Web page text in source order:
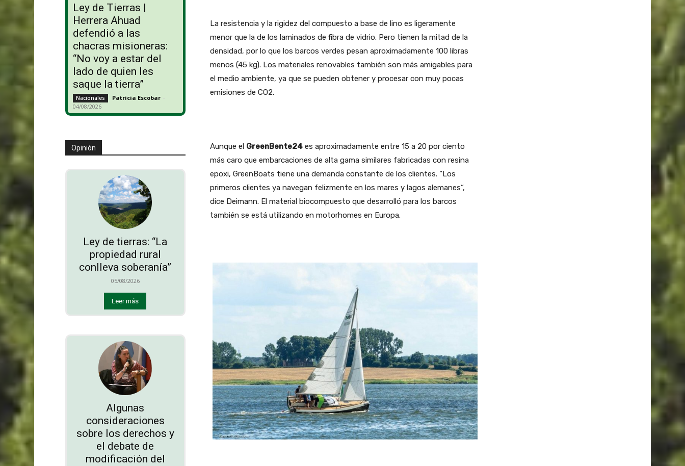
Ley de Tierras |
Herrera Ahuad
defendió a las
chacras misioneras:
“No voy a estar del
lado de quien les
saque la tierra”
Nacionales Patricia Escobar -
04/08/2026
Opinión
Ley de tierras: “La
propiedad rural
conlleva soberanía”
05/08/2026
Leer más
Algunas
consideraciones
sobre los derechos y
el debate de
modificación del
La resistencia y la rigidez del compuesto a base de lino es ligeramente
menor que la de los laminados de fibra de vidrio. Pero tienen la mitad de la
densidad, por lo que los barcos verdes pesan aproximadamente 100 libras
menos (45 kg). Los materiales renovables también son más amigables para
el medio ambiente, ya que se pueden obtener y procesar con muy pocas
emisiones de CO2.
Aunque el GreenBente24es aproximadamente entre 15 a 20 por ciento
más caro que embarcaciones de alta gama similares fabricadas con resina
epoxi, GreenBoats tiene una demanda constante de los clientes. “Los
primeros clientes ya navegan felizmente en los mares y lagos alemanes“,
dice Deimann. El material biocompuesto que desarrolló para los barcos
también se está utilizando en motorhomes en Europa.